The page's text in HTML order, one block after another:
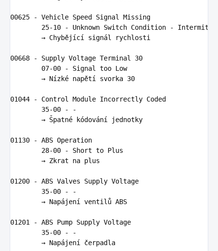
00625 - Vehicle Speed Signal
Missing
25-10 - Unknown Switch Condition -
        →
Chybějící signál rychlosti
00668 - Supply Voltage Terminal
30
07-00 - Signal too Low
        →
Nízké napětí svorka 30
01044 - Control Module Incorrectly Coded
35-00 -
-
        → Š
patné kódování jednotky
01130 - ABS Operation
28-00 - Short to Plus
        →
Zkrat na plus
01200 - ABS Valves Supply Voltage
35-00 -
-
        →
Napájení ventil ů ABS
01201 - ABS Pump Supply Voltage
35-00 -
-
        →
Napájení čerpadla